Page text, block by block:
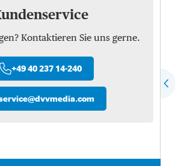
Kontaktieren Sie uns gerne.
+49 40 237 14-240
@dvvmedia.com